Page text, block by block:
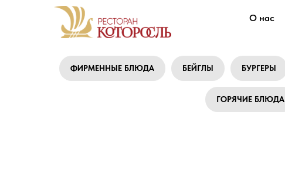
О нас
ФИРМЕННЫЕ БЛЮДА БЕЙГЛЫ БУРГЕРЫ
ГОРЯЧИЕ БЛЮДА